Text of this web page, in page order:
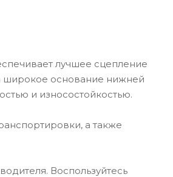
лучшее сцепление
широкое основание нижней
и износостойкостью.
а также
Воспользуйтесь